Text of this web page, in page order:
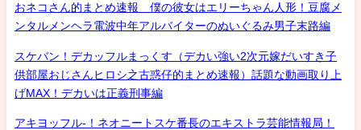
おネコさん的まとめ速報 僕の彼女はエリーちゃん人形！豆腐メ
ンタルメンヘラ電波中年アルバイターのぬいぐるみ男子末路編
スケバン！デカッフルまっくす（デカい強い2次元嫁だいすき子
供部屋おじさんヒロシ之古惑仔的まとめ速報）話題な動画取り上
げMAX！デカいは正義刑事編
アキヨッフル-！ネオニートスケ番長のエキストラ芸能情報局！